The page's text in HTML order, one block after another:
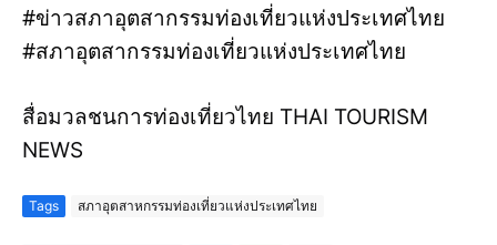
#ข่าวสภาอุตสากรรมท่องเที่ยวแห่งประเทศไทย
#สภาอุตสากรรมท่องเที่ยวแห่งประเทศไทย
สื่อมวลชนการท่องเที่ยวไทย THAI TOURISM
NEWS
Tags สภาอุตสาหกรรมท่องเที่ยวแห่งประเทศไทย